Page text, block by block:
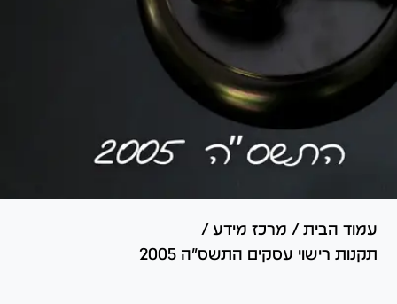
עמוד הבית / מרכז מידע /
תקנות רישוי עסקים התשס"ה 2005